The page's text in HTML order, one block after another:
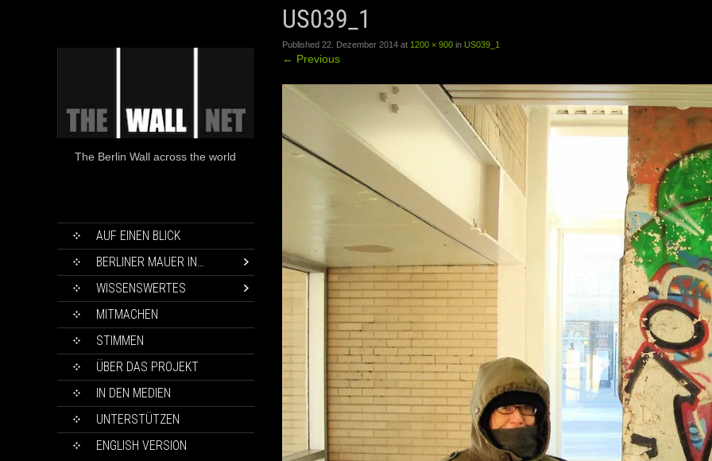
The Berlin Wall across the world
SKIP
CONTENT
AUF EINEN BLICK
BERLINER MAUER IN…
WISSENSWERTES
MITMACHEN
STIMMEN
ÜBER DAS PROJEKT
IN DEN MEDIEN
UNTERSTÜTZEN
ENGLISH VERSION
US039_1
Published 22. Dezember 2014at 1200 × 900in US039_1
← Previous